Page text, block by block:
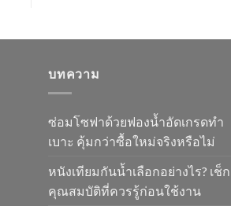
บทความ
ซ่อมโซฟาด้วยฟองน้ำอัดเกรดทำ
เบาะ คุ้มกว่าซื้อใหม่จริงหรือไม่
หนังเทียมกันน้ำเลือกอย่างไร? เช็ก
คุณสมบัติที่ควรรู้ก่อนใช้งาน